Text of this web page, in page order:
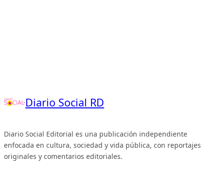
Diario Social RD
Diario Social Editorial es una publicación independiente
enfocada en cultura, sociedad y vida pública, con reportajes
originales y comentarios editoriales.